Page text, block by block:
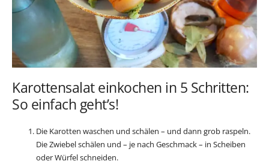
Karottensalat einkochen in 5 Schritten:
So einfach geht’s!
Die Karotten waschen und schälen – und dann grob raspeln.
Die Zwiebel schälen und – je nach Geschmack – in Scheiben
oder Würfel schneiden.